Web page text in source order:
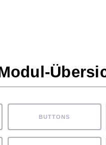
BUTTONS